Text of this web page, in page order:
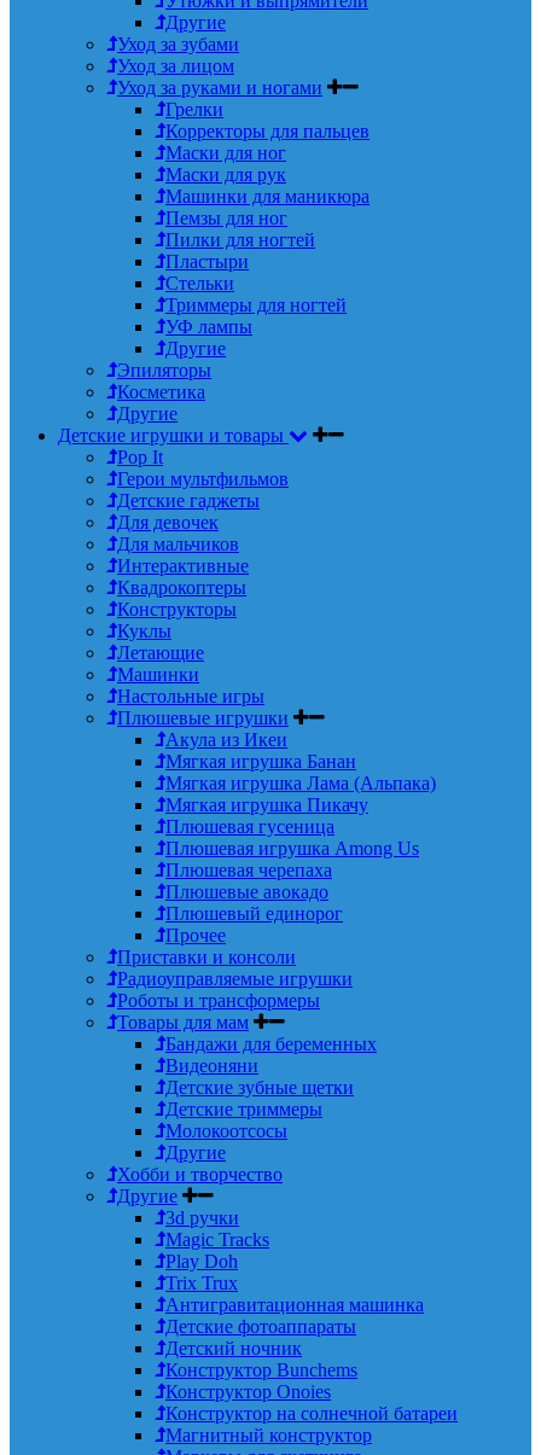
Другие
Уход за зубами
Уход за лицом
Уход за руками и ногами
Грелки
Корректоры для пальцев
Маски для ног
Маски для рук
Машинки для маникюра
Пемзы для ног
Пилки для ногтей
Пластыри
Стельки
Триммеры для ногтей
УФ лампы
Другие
Эпиляторы
Косметика
Другие
Детские игрушки и товары
Pop It
Герои мультфильмов
Детские гаджеты
Для девочек
Для мальчиков
Интерактивные
Квадрокоптеры
Конструкторы
Куклы
Летающие
Машинки
Настольные игры
Плюшевые игрушки
Акула из Икеи
Мягкая игрушка Банан
Мягкая игрушка Лама (Альпака)
Мягкая игрушка Пикачу
Плюшевая гусеница
Плюшевая игрушка Among Us
Плюшевая черепаха
Плюшевые авокадо
Плюшевый единорог
Прочее
Приставки и консоли
Радиоуправляемые игрушки
Роботы и трансформеры
Товары для мам
Бандажи для беременных
Видеоняни
Детские зубные щетки
Детские триммеры
Молокоотсосы
Другие
Хобби и творчество
Другие
3d ручки
Magic Tracks
Play Doh
Trix Trux
Антигравитационная машинка
Детские фотоаппараты
Детский ночник
Конструктор Bunchems
Конструктор Onoies
Конструктор на солнечной батареи
Магнитный конструктор